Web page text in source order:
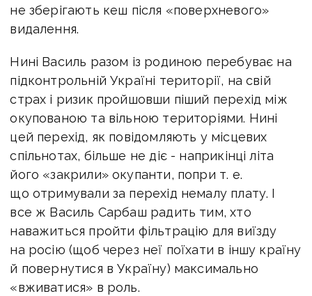
не зберігають кеш після «поверхневого»
видалення.
Нині Василь разом із родиною перебуває на
підконтрольній Україні території, на свій
страх і ризик пройшовши піший перехід між
окупованою та вільною територіями. Нині
цей перехід, як повідомляють у місцевих
спільнотах, більше не діє - наприкінці літа
його «закрили» окупанти, попри т. е.
що отримували за перехід немалу плату. І
все ж Василь Сарбаш радить тим, хто
наважиться пройти фільтрацію для виїзду
на росію (щоб через неї поїхати в іншу країну
й повернутися в Україну) максимально
«вживатися» в роль.